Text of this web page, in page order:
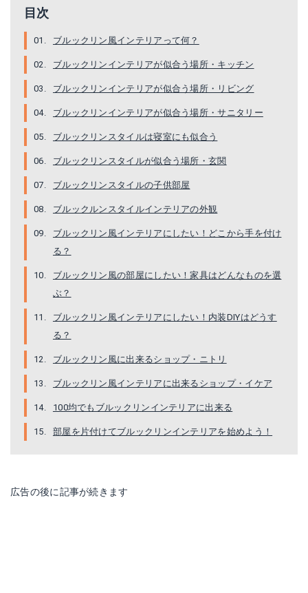
目次
ブルックリン風インテリアって何？
ブルックリンインテリアが似合う場所・キッチン
ブルックリンインテリアが似合う場所・リビング
ブルックリンインテリアが似合う場所・サニタリー
ブルックリンスタイルは寝室にも似合う
ブルックリンスタイルが似合う場所・玄関
ブルックリンスタイルの子供部屋
ブルックルンスタイルインテリアの外観
ブルックリン風インテリアにしたい！どこから手を付け
る？
ブルックリン風の部屋にしたい！家具はどんなものを選
ぶ？
ブルックリン風インテリアにしたい！内装DIYはどうす
る？
ブルックリン風に出来るショップ・ニトリ
ブルックリン風インテリアに出来るショップ・イケア
100均でもブルックリンインテリアに出来る
部屋を片付けてブルックリンインテリアを始めよう！
広告の後に記事が続きます